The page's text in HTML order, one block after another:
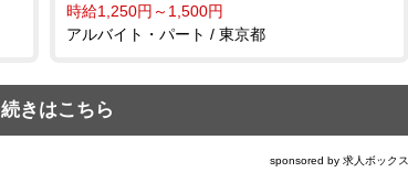
時給1,250円～1,500円
アルバイト・パート / 東京都
続きはこちら
sponsored by 求人ボックス